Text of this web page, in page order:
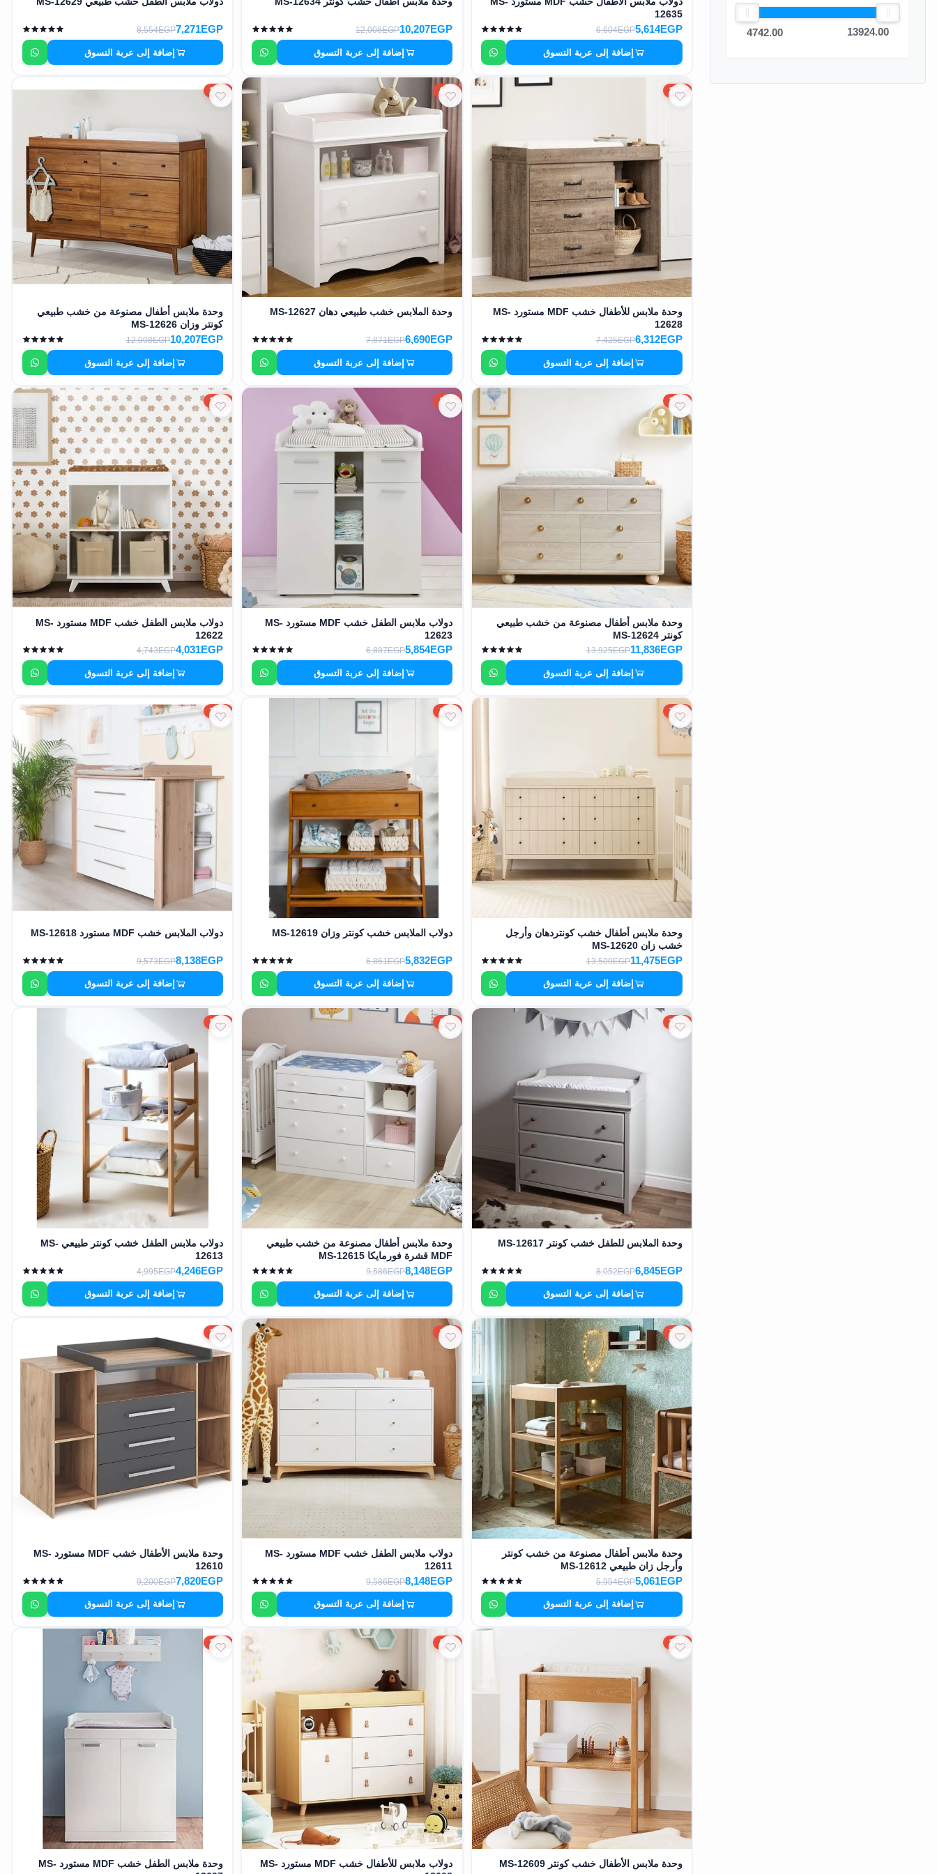
13924.00
4742.00
12635
5,614EGP
6,604EGP
إضافة إلى عربة التسوق
10,207EGP
12,008EGP
إضافة إلى عربة التسوق
7,271EGP
8,554EGP
إضافة إلى عربة التسوق
15%
وحدة ملابس للأطفال خشب MDF مستورد MS-
12628
6,312EGP
7,425EGP
إضافة إلى عربة التسوق
15%
وحدة الملابس خشب طبيعي دهان MS-12627
6,690EGP
7,871EGP
إضافة إلى عربة التسوق
15%
وحدة ملابس أطفال مصنوعة من خشب طبيعي
كونتر وزان MS-12626
10,207EGP
12,008EGP
إضافة إلى عربة التسوق
15%
وحدة ملابس أطفال مصنوعة من خشب طبيعي
كونتر MS-12624
11,836EGP
13,925EGP
إضافة إلى عربة التسوق
15%
دولاب ملابس الطفل خشب MDF مستورد MS-
12623
5,854EGP
6,887EGP
إضافة إلى عربة التسوق
15%
دولاب ملابس الطفل خشب MDF مستورد MS-
12622
4,031EGP
4,743EGP
إضافة إلى عربة التسوق
15%
وحدة ملابس أطفال خشب كونتردهان وأرجل
خشب زان MS-12620
11,475EGP
13,500EGP
إضافة إلى عربة التسوق
15%
دولاب الملابس خشب كونتر وزان MS-12619
5,832EGP
6,861EGP
إضافة إلى عربة التسوق
15%
دولاب الملابس خشب MDF مستورد MS-12618
8,138EGP
9,573EGP
إضافة إلى عربة التسوق
15%
وحدة الملابس للطفل خشب كونتر MS-12617
6,845EGP
8,052EGP
إضافة إلى عربة التسوق
15%
وحدة ملابس أطفال مصنوعة من خشب طبيعي
MDF قشرة فورمايكا MS-12615
8,148EGP
9,586EGP
إضافة إلى عربة التسوق
15%
دولاب ملابس الطفل خشب كونتر طبيعي MS-
12613
4,246EGP
4,995EGP
إضافة إلى عربة التسوق
15%
وحدة ملابس أطفال مصنوعة من خشب كونتر
وأرجل زان طبيعي MS-12612
5,061EGP
5,954EGP
إضافة إلى عربة التسوق
15%
دولاب ملابس الطفل خشب MDF مستورد MS-
12611
8,148EGP
9,586EGP
إضافة إلى عربة التسوق
15%
وحدة ملابس الأطفال خشب MDF مستورد MS-
12610
7,820EGP
9,200EGP
إضافة إلى عربة التسوق
15%
وحدة ملابس الأطفال خشب كونتر MS-12609
15%
دولاب ملابس للأطفال خشب MDF مستورد MS-
15%
وحدة ملابس الطفل خشب MDF مستورد MS-